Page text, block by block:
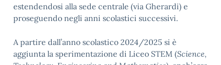
estendendosi alla sede centrale (via Gherardi) e
proseguendo negli anni scolastici successivi.
A partire dall’anno scolastico 2024/2025 si è
aggiunta la sperimentazione di Liceo STEM (Science,